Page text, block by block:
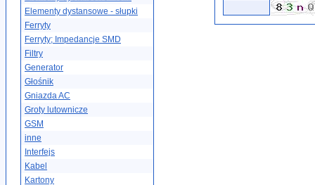
Elementy dystansowe - słupki
Ferryty
Ferryty; Impedancje SMD
Filtry
Generator
Głośnik
Gniazda AC
Groty lutownicze
GSM
inne
Interfejs
Kabel
Kartony